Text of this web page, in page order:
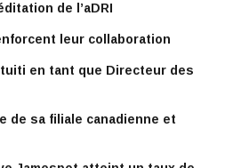
de l’aDRI
leur collaboration
en tant que Directeur des
de sa filiale canadienne et